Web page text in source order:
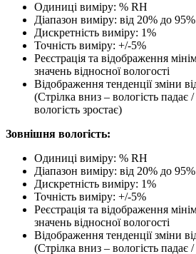
Одиниці виміру: % RH
Діапазон виміру: від 20% до 95%
Дискретність виміру: 1%
Точність виміру: +/-5%
Реєстрація та відображення
значень відносної вологості
Відображення тенденції зміни
(Стрілка вниз – вологість падає
вологість зростає)
Зовнішня вологість:
Одиниці виміру: % RH
Діапазон виміру: від 20% до 95%
Дискретність виміру: 1%
Точність виміру: +/-5%
Реєстрація та відображення
значень відносної вологості
Відображення тенденції зміни
(Стрілка вниз – вологість падає